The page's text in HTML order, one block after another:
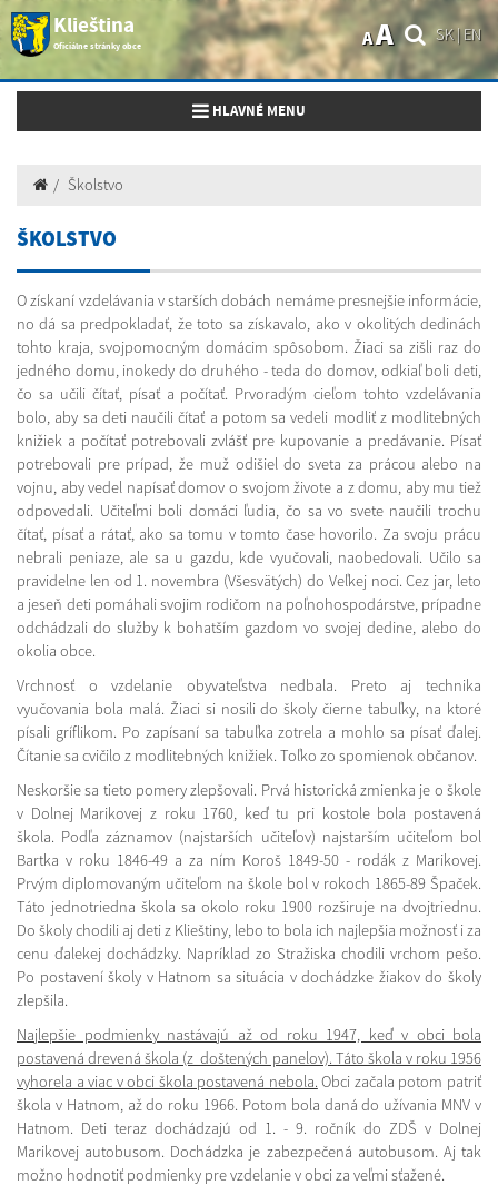
Klieština
Oficiálne stránky obce
SK| EN
AA
Toggle navigation
HLAVNÉ MENU
Školstvo
ŠKOLSTVO
O získaní vzdelávania v starších dobách nemáme presnejšie informácie,
no dá sa predpokladať, že toto sa získavalo, ako v okolitých dedinách
tohto kraja, svojpomocným domácim spôsobom. Žiaci sa zišli raz do
jedného domu, inokedy do druhého - teda do domov, odkiaľ boli deti,
čo sa učili čítať, písať a počítať. Prvoradým cieľom tohto vzdelávania
bolo, aby sa deti naučili čítať a potom sa vedeli modliť z modlitebných
knižiek a počítať potrebovali zvlášť pre kupovanie a predávanie. Písať
potrebovali pre prípad, že muž odišiel do sveta za prácou alebo na
vojnu, aby vedel napísať domov o svojom živote a z domu, aby mu tiež
odpovedali. Učiteľmi boli domáci ľudia, čo sa vo svete naučili trochu
čítať, písať a rátať, ako sa tomu v tomto čase hovorilo. Za svoju prácu
nebrali peniaze, ale sa u gazdu, kde vyučovali, naobedovali. Učilo sa
pravidelne len od 1. novembra (Všesvätých) do Veľkej noci. Cez jar, leto
a jeseň deti pomáhali svojim rodičom na poľnohospodárstve, prípadne
odchádzali do služby k bohatším gazdom vo svojej dedine, alebo do
okolia obce.
Vrchnosť o vzdelanie obyvateľstva nedbala. Preto aj technika
vyučovania bola malá. Žiaci si nosili do školy čierne tabuľky, na ktoré
písali gríflikom. Po zapísaní sa tabuľka zotrela a mohlo sa písať ďalej.
Čítanie sa cvičilo z modlitebných knižiek. Toľko zo spomienok občanov.
Neskoršie sa tieto pomery zlepšovali. Prvá historická zmienka je o škole
v Dolnej Marikovej z roku 1760, keď tu pri kostole bola postavená
škola. Podľa záznamov (najstarších učiteľov) najstarším učiteľom bol
Bartka v roku 1846-49 a za ním Koroš 1849-50 - rodák z Marikovej.
Prvým diplomovaným učiteľom na škole bol v rokoch 1865-89 Špaček.
Táto jednotriedna škola sa okolo roku 1900 rozširuje na dvojtriednu.
Do školy chodili aj deti z Klieštiny, lebo to bola ich najlepšia možnosť i za
cenu ďalekej dochádzky. Napríklad zo Stražiska chodili vrchom pešo.
Po postavení školy v Hatnom sa situácia v dochádzke žiakov do školy
zlepšila.
Najlepšie podmienky nastávajú až od roku 1947, keď v obci bola
postavená drevená škola (z doštených panelov). Táto škola v roku 1956
vyhorela a viac v obci škola postavená nebola. Obci začala potom patriť
škola v Hatnom, až do roku 1966. Potom bola daná do užívania MNV v
Hatnom. Deti teraz dochádzajú od 1. - 9. ročník do ZDŠ v Dolnej
Marikovej autobusom. Dochádzka je zabezpečená autobusom. Aj tak
možno hodnotiť podmienky pre vzdelanie v obci za veľmi sťažené.